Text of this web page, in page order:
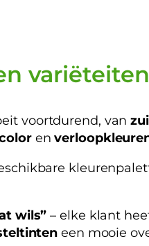
variëteiten
voortdurend, van
en
wils” – elke klant
een mooie